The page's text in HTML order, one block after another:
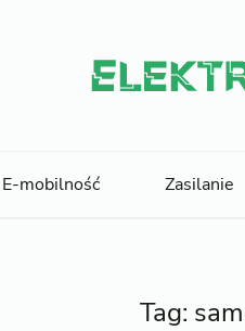
E-mobilność Zasilanie
Tag: